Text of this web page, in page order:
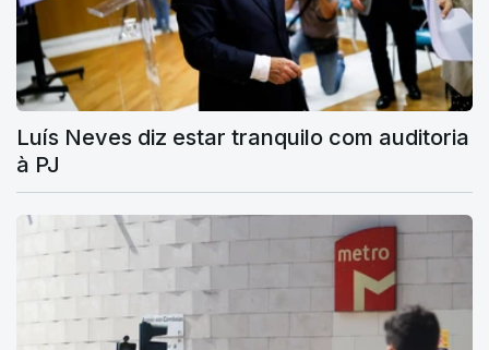
Luís Neves diz estar tranquilo com auditoria
à PJ